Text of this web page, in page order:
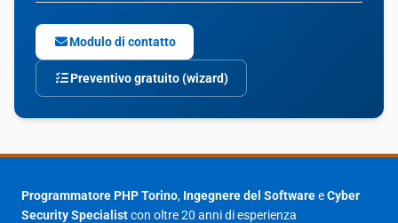
Modulo di contatto
Preventivo gratuito (wizard)
Programmatore PHP Torino, Ingegnere del SoftwareeCyber
Security Specialistcon oltre 20 anni di esperienza